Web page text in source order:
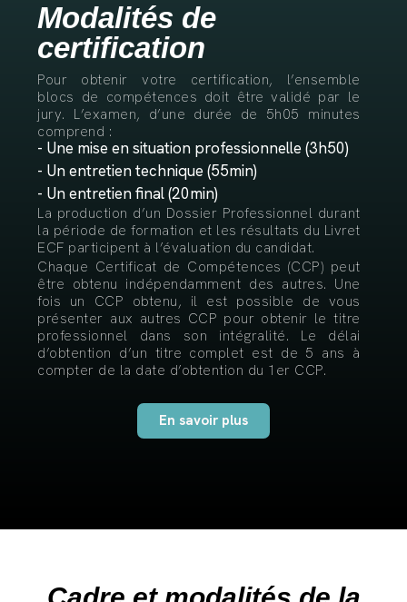
Modalités de
certification
Pour obtenir votre certification, l’ensemble
blocs de compétences doit être validé par le
jury. L’examen, d’une durée de 5h05 minutes
comprend :
- Une mise en situation professionnelle (3h50)
- Un entretien technique (55min)
- Un entretien final (20min)
La production d’un Dossier Professionnel durant
la période de formation et les résultats du Livret
ECF participent à l’évaluation du candidat.
Chaque Certificat de Compétences (CCP) peut
être obtenu indépendamment des autres. Une
fois un CCP obtenu, il est possible de vous
présenter aux autres CCP pour obtenir le titre
professionnel dans son intégralité. Le délai
d’obtention d’un titre complet est de 5 ans à
compter de la date d’obtention du 1er CCP.
En savoir plus